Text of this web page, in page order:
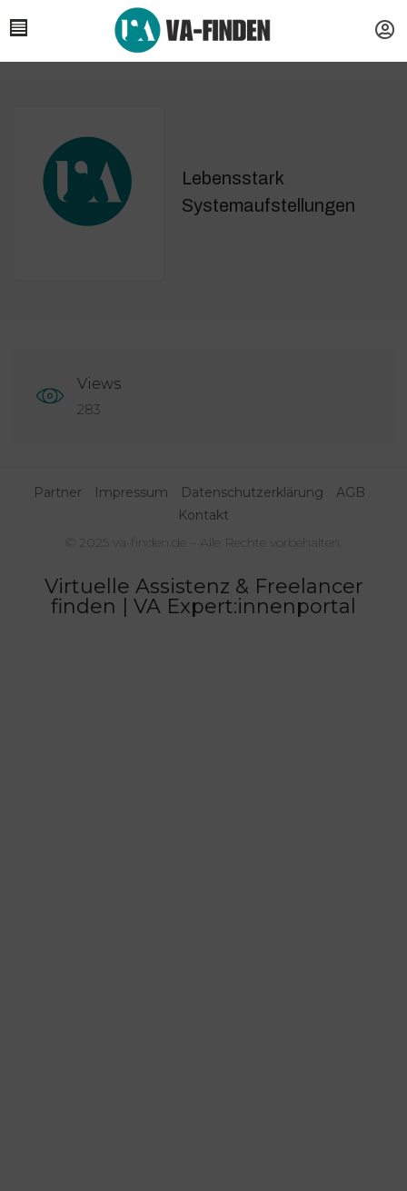
Lebensstark
Systemaufstellungen
Views
283
© 2025 va-finden.de – Alle Rechte vorbehalten.
Partner Impressum Datenschutzerklärung
AGB
Kontakt
Virtuelle Assistenz & Freelancer
finden | VA Expert:innenportal